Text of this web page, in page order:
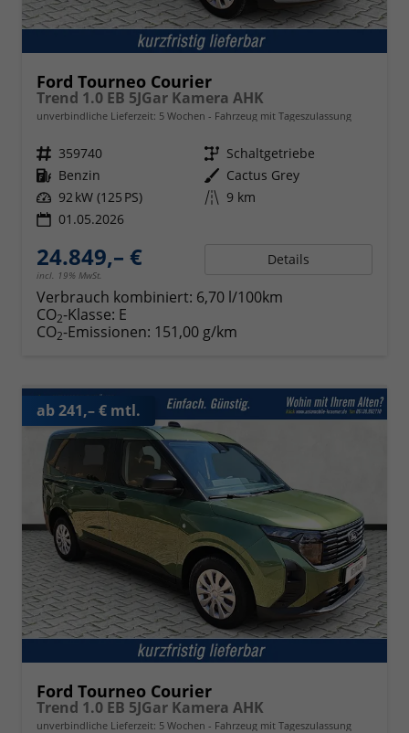
Ford Tourneo Courier
Trend 1.0 EB 5JGar Kamera AHK
unverbindliche Lieferzeit: 5 Wochen Fahrzeug mit Tageszulassung
Fahrzeugnr. 359740 Getriebe Schaltgetriebe
Kraftstoff Benzin Außenfarbe Cactus Grey
Leistung 92 kW (125 PS) Kilometerstand 9 km
01.05.2026
24.849,– €
incl. 19% MwSt.
Details
Verbrauch kombiniert: 6,70 l/100km
CO2-Klasse: E
CO2-Emissionen: 151,00 g/km
ab 241,– € mtl.
Ford Tourneo Courier
Trend 1.0 EB 5JGar Kamera AHK
unverbindliche Lieferzeit: 5 Wochen Fahrzeug mit Tageszulassung